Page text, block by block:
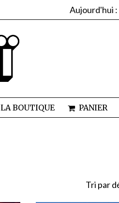
Aujourd'hui :
LA BOUTIQUE PANIER